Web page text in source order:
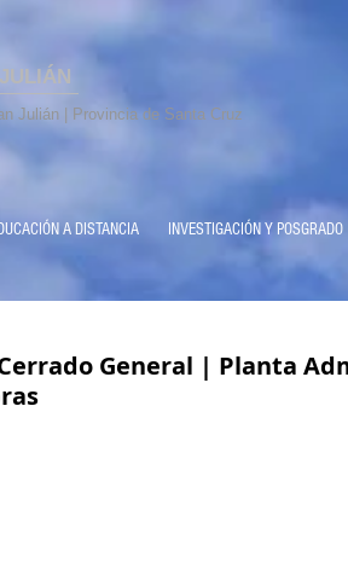
Julián | Provincia de Santa Cruz
A DISTANCIA INVESTIGACIÓN Y POSGRADO
General | Planta